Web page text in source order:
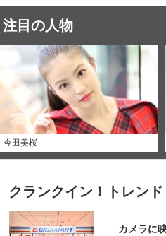
注目の人物
今田美桜
クランクイン！トレン
カメラに